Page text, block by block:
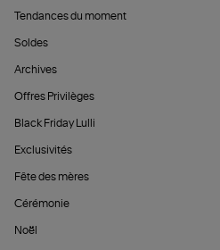
Tendances du moment
Soldes
Archives
Offres Privilèges
Black Friday Lulli
Exclusivités
Fête des mères
Cérémonie
Noël